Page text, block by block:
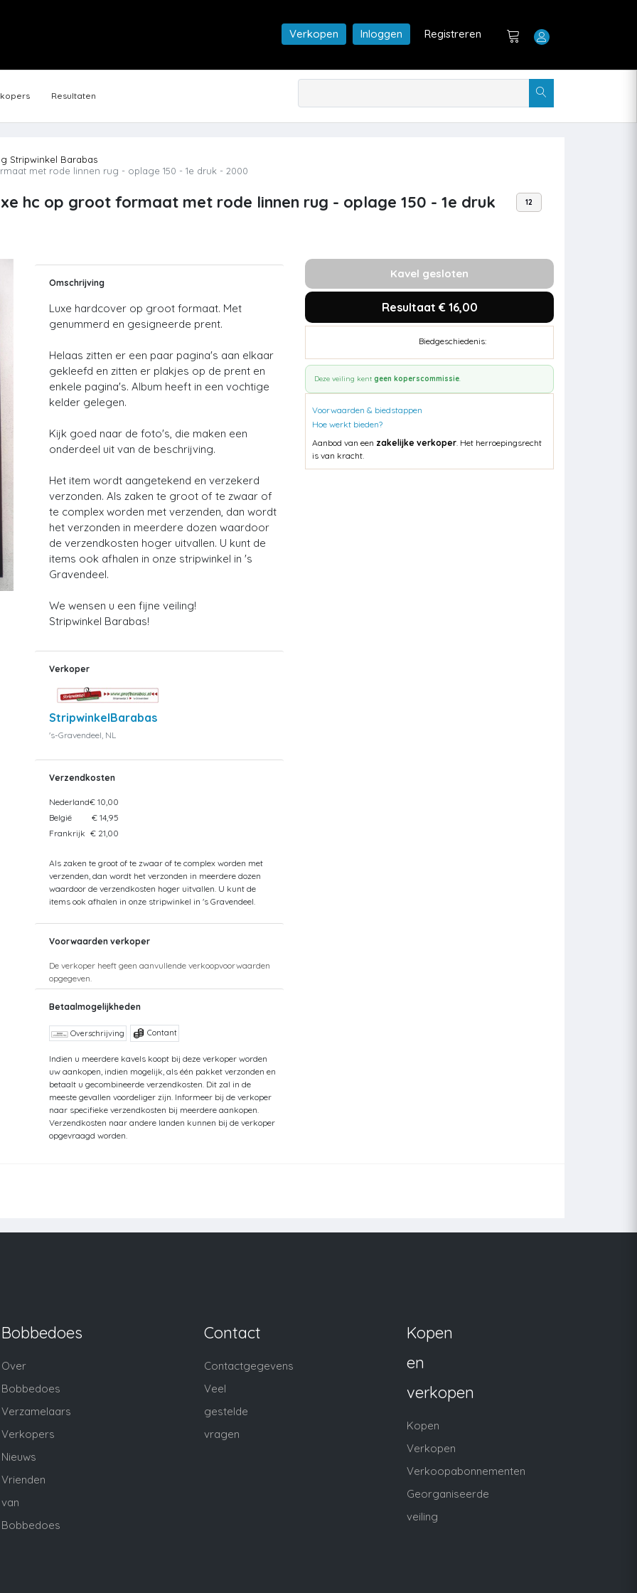
Verkopen Inloggen Registreren
Resultaten
Stripwinkel Barabas
met rode linnen rug - oplage 150 - 1e druk - 2000
hc op groot formaat met rode linnen rug - oplage 150 - 1e druk 12
Omschrijving
Luxe hardcover op groot formaat. Met
genummerd en gesigneerde prent.
Helaas zitten er een paar pagina's aan elkaar
gekleefd en zitten er plakjes op de prent en
enkele pagina's. Album heeft in een vochtige
kelder gelegen.
Kijk goed naar de foto's, die maken een
onderdeel uit van de beschrijving.
Het item wordt aangetekend en verzekerd
verzonden. Als zaken te groot of te zwaar of
te complex worden met verzenden, dan wordt
het verzonden in meerdere dozen waardoor
de verzendkosten hoger uitvallen. U kunt de
items ook afhalen in onze stripwinkel in 's
Gravendeel.
We wensen u een fijne veiling!
Stripwinkel Barabas!
Verkoper
StripwinkelBarabas
's-Gravendeel, NL
Verzendkosten
Nederland€ 10,00
België
€ 14,95
Frankrijk € 21,00
Als zaken te groot of te zwaar of te complex worden met
verzenden, dan wordt het verzonden in meerdere dozen
waardoor de verzendkosten hoger uitvallen. U kunt de
items ook afhalen in onze stripwinkel in 's Gravendeel.
Voorwaarden verkoper
De verkoper heeft geen aanvullende verkoopvoorwaarden
opgegeven.
Betaalmogelijkheden
Overschrijving Contant
Indien u meerdere kavels koopt bij deze verkoper worden
uw aankopen, indien mogelijk, als één pakket verzonden en
betaalt u gecombineerde verzendkosten. Dit zal in de
meeste gevallen voordeliger zijn. Informeer bij de verkoper
naar specifieke verzendkosten bij meerdere aankopen.
Verzendkosten naar andere landen kunnen bij de verkoper
opgevraagd worden.
Kavel gesloten
Resultaat € 16,00
Biedgeschiedenis:
Deze veiling kent geen koperscommissie.
Voorwaarden & biedstappen
Hoe werkt bieden?
Aanbod van een zakelijke verkoper. Het herroepingsrecht
is van kracht.
Bobbedoes
Over
Bobbedoes
Verzamelaars
Verkopers
Nieuws
Vrienden
van
Bobbedoes
Contact
Contactgegevens
Veel
gestelde
vragen
Kopen
en
verkopen
Kopen
Verkopen
Verkoopabonnementen
Georganiseerde
veiling